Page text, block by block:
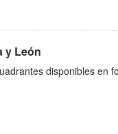
y León
disponibles en